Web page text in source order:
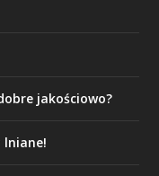
jakościowo?